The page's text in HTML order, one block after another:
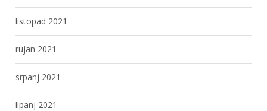
listopad 2021
rujan 2021
srpanj 2021
lipanj 2021